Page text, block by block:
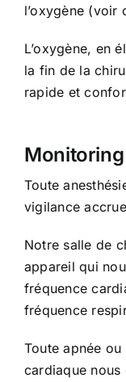
l’oxygène (voir
L’oxygène, en
la fin de la
rapide et
Toute
vigilance
Notre salle de
appareil qui
fréquence
fréquence
Toute apnée
cardiaque nous